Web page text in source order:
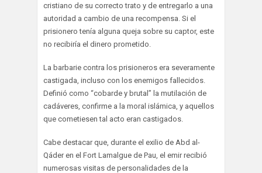
cristiano de su correcto trato y de entregarlo a una
autoridad a cambio de una recompensa. Si el
prisionero tenía alguna queja sobre su captor, este
no recibiría el dinero prometido.
La barbarie contra los prisioneros era severamente
castigada, incluso con los enemigos fallecidos.
Definió como “cobarde y brutal” la mutilación de
cadáveres, confirme a la moral islámica, y aquellos
que cometiesen tal acto eran castigados.
Cabe destacar que, durante el exilio de Abd al-
Qáder en el Fort Lamalgue de Pau, el emir recibió
numerosas visitas de personalidades de la